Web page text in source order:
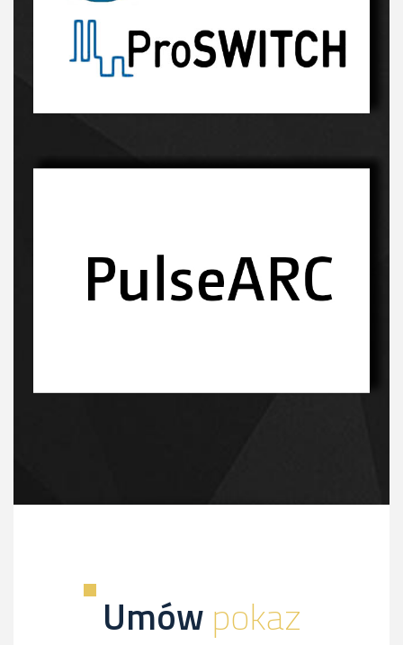
Innowacyjny proces-kliknij, a dowiesz sie więcej
Umówpokaz